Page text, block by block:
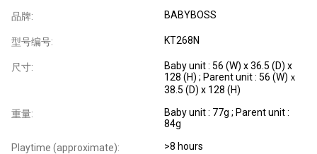
品牌: BABYBOSS
型号编号: KT268N
尺寸:
Baby unit : 56 (W) x 36.5 (D) x
128 (H) ; Parent unit : 56 (W)ｘ
38.5 (D) x 128 (H)
重量:
Baby unit : 77g ; Parent unit :
84g
Playtime (approximate): >8 hours